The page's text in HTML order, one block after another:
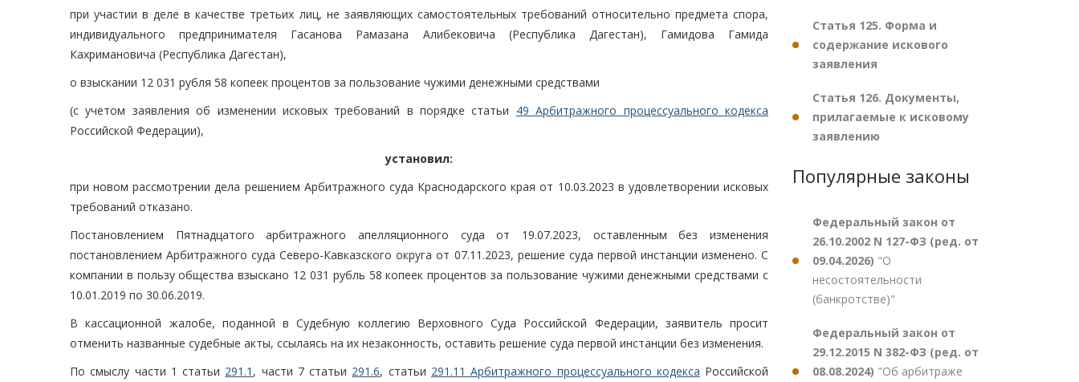
при участии в деле в качестве третьих лиц, не заявляющих самостоятельных требований относительно предмета спора,
индивидуального предпринимателя Гасанова Рамазана Алибековича (Республика Дагестан), Гамидова Гамида
Кахримановича (Республика Дагестан),
о взыскании 12 031 рубля 58 копеек процентов за пользование чужими денежными средствами
(с учетом заявления об изменении исковых требований в порядке статьи 49 Арбитражного процессуального кодекса
Российской Федерации),
установил:
при новом рассмотрении дела решением Арбитражного суда Краснодарского края от 10.03.2023 в удовлетворении исковых
требований отказано.
Постановлением Пятнадцатого арбитражного апелляционного суда от 19.07.2023, оставленным без изменения
постановлением Арбитражного суда Северо-Кавказского округа от 07.11.2023, решение суда первой инстанции изменено. С
компании в пользу общества взыскано 12 031 рубль 58 копеек процентов за пользование чужими денежными средствами с
10.01.2019 по 30.06.2019.
В кассационной жалобе, поданной в Судебную коллегию Верховного Суда Российской Федерации, заявитель просит
отменить названные судебные акты, ссылаясь на их незаконность, оставить решение суда первой инстанции без изменения.
По смыслу части 1 статьи 291.1 , части 7 статьи 291.6, статьи 291.11 Арбитражного процессуального кодекса Российской
Статья 125. Форма и
содержание искового
заявления
Статья 126. Документы,
прилагаемые к исковому
заявлению
Популярные законы
Федеральный закон от
26.10.2002 N 127-ФЗ (ред. от
09.04.2026) "О
несостоятельности
(банкротстве)"
Федеральный закон от
29.12.2015 N 382-ФЗ (ред. от
08.08.2024) "Об арбитраже